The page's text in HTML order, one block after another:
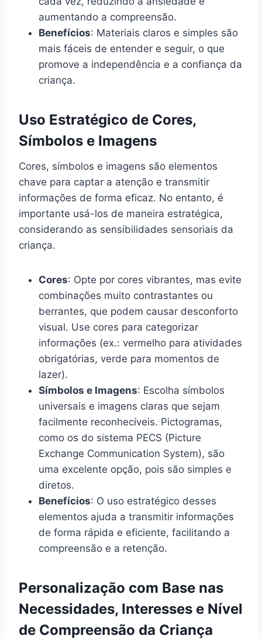
aumentando a compreensão.
Benefícios: Materiais claros e simples são
mais fáceis de entender e seguir, o que
promove a independência e a confiança da
criança.
Uso Estratégico de Cores,
Símbolos e Imagens
Cores, símbolos e imagens são elementos
chave para captar a atenção e transmitir
informações de forma eficaz. No entanto, é
importante usá-los de maneira estratégica,
considerando as sensibilidades sensoriais da
criança.
Cores: Opte por cores vibrantes, mas evite
combinações muito contrastantes ou
berrantes, que podem causar desconforto
visual. Use cores para categorizar
informações (ex.: vermelho para atividades
obrigatórias, verde para momentos de
lazer).
Símbolos e Imagens: Escolha símbolos
universais e imagens claras que sejam
facilmente reconhecíveis. Pictogramas,
como os do sistema PECS (Picture
Exchange Communication System), são
uma excelente opção, pois são simples e
diretos.
Benefícios: O uso estratégico desses
elementos ajuda a transmitir informações
de forma rápida e eficiente, facilitando a
compreensão e a retenção.
Personalização com Base nas
Necessidades, Interesses e Nível
de Compreensão da Criança